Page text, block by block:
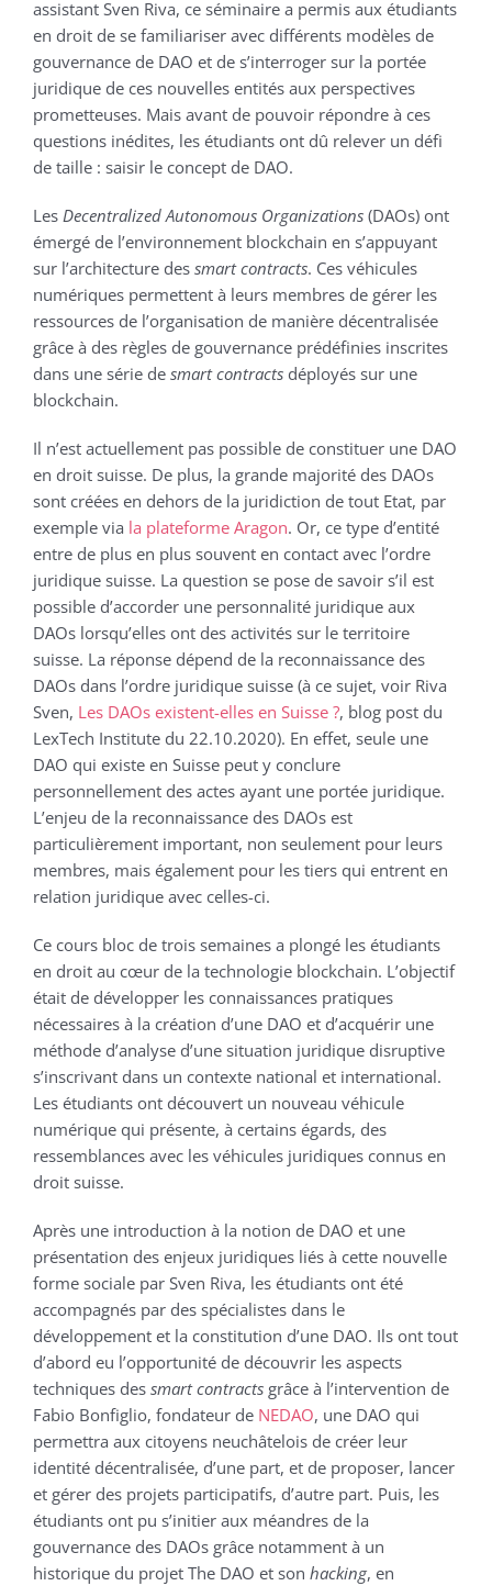
assistant Sven Riva, ce séminaire a permis aux étudiants
en droit de se familiariser avec différents modèles de
gouvernance de DAO et de s’interroger sur la portée
juridique de ces nouvelles entités aux perspectives
prometteuses. Mais avant de pouvoir répondre à ces
questions inédites, les étudiants ont dû relever un défi
de taille : saisir le concept de DAO.
Les Decentralized Autonomous Organizations (DAOs) ont
émergé de l’environnement blockchain en s’appuyant
sur l’architecture des smart contracts. Ces véhicules
numériques permettent à leurs membres de gérer les
ressources de l’organisation de manière décentralisée
grâce à des règles de gouvernance prédéfinies inscrites
dans une série de smart contracts déployés sur une
blockchain.
Il n’est actuellement pas possible de constituer une DAO
en droit suisse. De plus, la grande majorité des DAOs
sont créées en dehors de la juridiction de tout Etat, par
exemple via la plateforme Aragon. Or, ce type d’entité
entre de plus en plus souvent en contact avec l’ordre
juridique suisse. La question se pose de savoir s’il est
possible d’accorder une personnalité juridique aux
DAOs lorsqu’elles ont des activités sur le territoire
suisse. La réponse dépend de la reconnaissance des
DAOs dans l’ordre juridique suisse (à ce sujet, voir Riva
Sven, Les DAOs existent-elles en Suisse ?, blog post du
LexTech Institute du 22.10.2020). En effet, seule une
DAO qui existe en Suisse peut y conclure
personnellement des actes ayant une portée juridique.
L’enjeu de la reconnaissance des DAOs est
particulièrement important, non seulement pour leurs
membres, mais également pour les tiers qui entrent en
relation juridique avec celles-ci.
Ce cours bloc de trois semaines a plongé les étudiants
en droit au cœur de la technologie blockchain. L’objectif
était de développer les connaissances pratiques
nécessaires à la création d’une DAO et d’acquérir une
méthode d’analyse d’une situation juridique disruptive
s’inscrivant dans un contexte national et international.
Les étudiants ont découvert un nouveau véhicule
numérique qui présente, à certains égards, des
ressemblances avec les véhicules juridiques connus en
droit suisse.
Après une introduction à la notion de DAO et une
présentation des enjeux juridiques liés à cette nouvelle
forme sociale par Sven Riva, les étudiants ont été
accompagnés par des spécialistes dans le
développement et la constitution d’une DAO. Ils ont tout
d’abord eu l’opportunité de découvrir les aspects
techniques des smart contracts grâce à l’intervention de
Fabio Bonfiglio, fondateur de NEDAO, une DAO qui
permettra aux citoyens neuchâtelois de créer leur
identité décentralisée, d’une part, et de proposer, lancer
et gérer des projets participatifs, d’autre part. Puis, les
étudiants ont pu s’initier aux méandres de la
gouvernance des DAOs grâce notamment à un
historique du projet The DAO et son hacking, en